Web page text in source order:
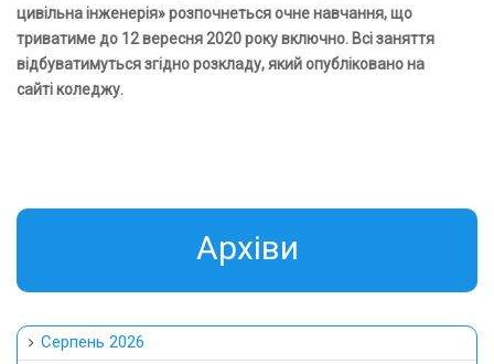
цивільна інженерія» розпочнеться очне навчання, що
триватиме до 12 вересня 2020 року включно. Всі заняття
відбуватимуться згідно розкладу, який опубліковано на
сайті коледжу.
Aрхіви
Серпень 2026